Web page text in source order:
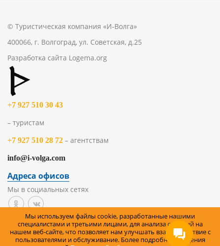
© Туристическая компания «И-Волга»
400066, г. Волгоград, ул. Советская, д.25
Разработка сайта Logema.org
+7 927 510 30 43
– туристам
+7 927 510 28 72 – агентствам
info@i-volga.com
Адреса офисов
Мы в социальных сетях
Политика организации в отношении обработки
персональных данных на сайте
Мы используем файлы cookie, разработанные нашими
специалистами и третьими лицами, для анализа событий на
нашем веб-сайте, что позволяет нам улучшать взаимодействие с
пользователями и обслуживание. Более подробные сведения